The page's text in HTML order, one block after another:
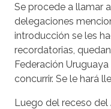
Se procede a llamar
delegaciones
introducción se les
recordatorias,
Federación
concurrir. Se le hará
Luego del receso del